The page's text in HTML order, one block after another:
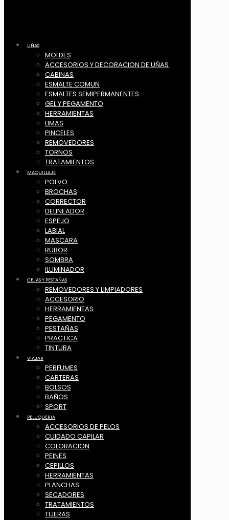
UÑAS
MOLDES
ACCESORIOS Y DECORACION DE UÑAS
CABINAS
ESMALTE COMUN
ESMALTES SEMIPERMANENTES
GEL Y PEGAMENTO
HERRAMIENTAS
LIMAS
PINCELES
REMOVEDORES
TORNOS
TRATAMIENTOS
MAQUILLAJE
POLVO
BROCHAS
CORRECTOR
DELINEADOR
ESPEJO
LABIAL
MASCARA
RUBOR
SOMBRA
ILUMINADOR
CEJAS Y PESTAÑAS
REMOVEDORES Y LIMPIADORES
ACCESORIO
HERRAMIENTAS
PEGAMENTO
PESTAÑAS
PRACTICA
TINTURA
VIAJAR
PERFUMES
CARTERAS
BOLSOS
BAÑOS
SPORT
PELUQUERIA
ACCESORIOS DE PELOS
CUIDADO CAPILAR
COLORACION
PEINES
CEPILLOS
HERRAMIENTAS
PLANCHAS
SECADORES
TRATAMIENTOS
TIJERAS